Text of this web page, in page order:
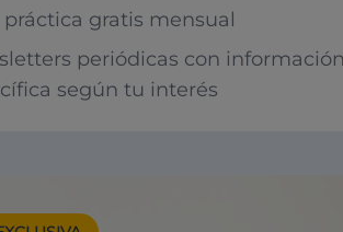
práctica gratis mensual
periódicas con información
según tu interés